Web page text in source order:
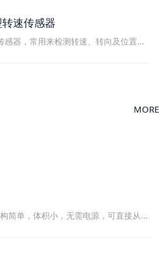
速传感器
感器，常用来检测转速、转向及位置...
MORE
简单，体积小，无需电源，可直接从...